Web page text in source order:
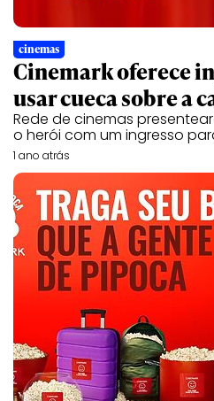
cinemas
Cinemark oferece
usar cueca sobre a
Rede de cinemas
o herói com um ingresso
1 ano atrás